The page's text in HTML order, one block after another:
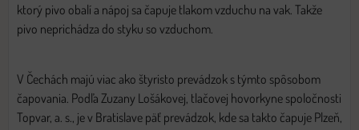
ktorý pivo obalí a nápoj sa čapuje tlakom vzduchu na vak. Takže
pivo neprichádza do styku so vzduchom.
V Čechách majú viac ako štyristo prevádzok s týmto spôsobom
čapovania. Podľa Zuzany Lošákovej, tlačovej hovorkyne spoločnosti
Topvar, a. s., je v Bratislave päť prevádzok, kde sa takto čapuje Plzeň,